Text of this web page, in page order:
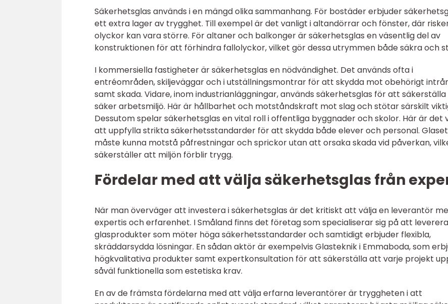
Säkerhetsglas används i en mängd olika sammanhang. För bostäder erbjuder
ett extra lager av trygghet. Till exempel är det vanligt i altandörrar och fönster, där
olyckor kan vara större. För altaner och balkonger är säkerhetsglas en väsentlig del av
konstruktionen för att förhindra fallolyckor, vilket gör dessa utrymmen både säkra och
I kommersiella fastigheter är säkerhetsglas en nödvändighet. Det används ofta i
entréområden, skiljeväggar och i utställningsmontrar för att skydda mot obehörigt
samt skada. Vidare, inom industrianläggningar, används säkerhetsglas för att säkerställa
säker arbetsmiljö. Här är hållbarhet och motståndskraft mot slag och stötar särskilt
Dessutom spelar säkerhetsglas en vital roll i offentliga byggnader och skolor. Här är det
att uppfylla strikta säkerhetsstandarder för att skydda både elever och personal. Glaset
måste kunna motstå påfrestningar och sprickor utan att orsaka skada vid påverkan,
säkerställer att miljön förblir trygg.
Fördelar med att välja säkerhetsglas från
När man överväger att investera i säkerhetsglas är det kritiskt att välja en leverantör
expertis och erfarenhet. I Småland finns det företag som specialiserar sig på att leverera
glasprodukter som möter höga säkerhetsstandarder och samtidigt erbjuder flexibla,
skräddarsydda lösningar. En sådan aktör är exempelvis Glasteknik i Emmaboda, som
högkvalitativa produkter samt expertkonsultation för att säkerställa att varje projekt
såväl funktionella som estetiska krav.
En av de främsta fördelarna med att välja erfarna leverantörer är tryggheten i att